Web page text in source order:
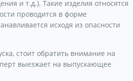
и т.д.). Такие изделия относятся
проводится в форме
исходя из опасности
стоит обратить внимание на
выезжает на выпускающее